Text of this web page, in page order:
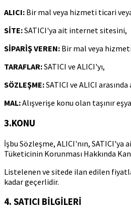
ALICI: Bir mal veya hizmeti ticari
SİTE:SATICI'ya ait internet sitesini,
SİPARİŞ VEREN: Bir mal veya
TARAFLAR:SATICI ve ALICI'yı,
SÖZLEŞME:SATICI ve ALICI
MAL:Alışverişe konu olan taşınır
3.KONU
İşbu Sözleşme, ALICI'nın,
Tüketicinin Korunması Hakkında
Listelenen ve sitede ilan edilen
kadar geçerlidir.
4. SATICI BİLGİLERİ